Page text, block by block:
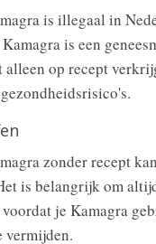
is illegaal in
is een
op recept
zonder recept
is belangrijk om
je Kamagra
vermijden.